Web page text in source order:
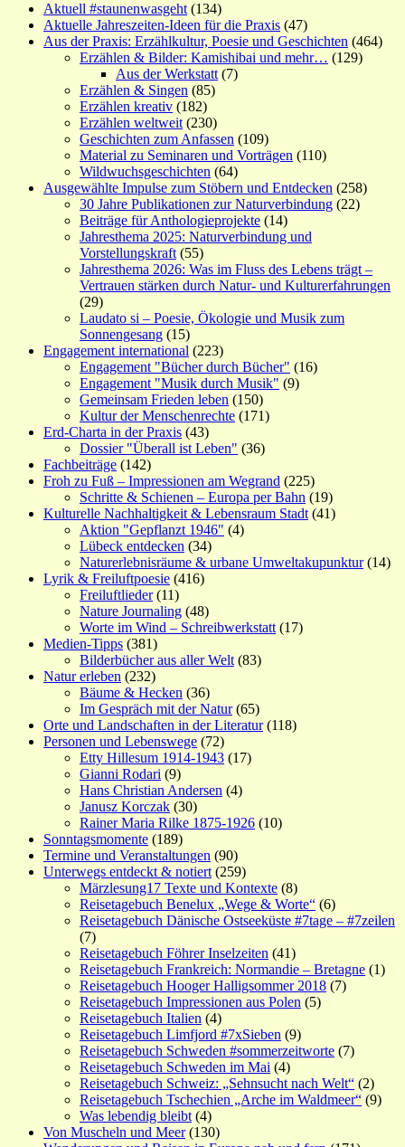
Aktuell #staunenwasgeht (134)
Aktuelle Jahreszeiten-Ideen für die Praxis (47)
Aus der Praxis: Erzählkultur, Poesie und Geschichten (464)
Erzählen & Bilder: Kamishibai und mehr… (129)
Aus der Werkstatt (7)
Erzählen & Singen (85)
Erzählen kreativ (182)
Erzählen weltweit (230)
Geschichten zum Anfassen (109)
Material zu Seminaren und Vorträgen (110)
Wildwuchsgeschichten (64)
Ausgewählte Impulse zum Stöbern und Entdecken (258)
30 Jahre Publikationen zur Naturverbindung (22)
Beiträge für Anthologieprojekte (14)
Jahresthema 2025: Naturverbindung und
Vorstellungskraft (55)
Jahresthema 2026: Was im Fluss des Lebens trägt –
Vertrauen stärken durch Natur- und Kulturerfahrungen
(29)
Laudato si – Poesie, Ökologie und Musik zum
Sonnengesang (15)
Engagement international (223)
Engagement "Bücher durch Bücher" (16)
Engagement "Musik durch Musik" (9)
Gemeinsam Frieden leben (150)
Kultur der Menschenrechte (171)
Erd-Charta in der Praxis (43)
Dossier "Überall ist Leben" (36)
Fachbeiträge (142)
Froh zu Fuß – Impressionen am Wegrand (225)
Schritte & Schienen – Europa per Bahn (19)
Kulturelle Nachhaltigkeit & Lebensraum Stadt (41)
Aktion "Gepflanzt 1946" (4)
Lübeck entdecken (34)
Naturerlebnisräume & urbane Umweltakupunktur(14)
Lyrik & Freiluftpoesie (416)
Freiluftlieder(11)
Nature Journaling (48)
Worte im Wind – Schreibwerkstatt (17)
Medien-Tipps (381)
Bilderbücher aus aller Welt (83)
Natur erleben (232)
Bäume & Hecken (36)
Im Gespräch mit der Natur(65)
Orte und Landschaften in der Literatur(118)
Personen und Lebenswege (72)
Etty Hillesum 1914-1943 (17)
Gianni Rodari (9)
Hans Christian Andersen (4)
Janusz Korczak (30)
Rainer Maria Rilke 1875-1926 (10)
Sonntagsmomente (189)
Termine und Veranstaltungen (90)
Unterwegs entdeckt & notiert (259)
Märzlesung17 Texte und Kontexte (8)
Reisetagebuch Benelux „Wege & Worte“ (6)
Reisetagebuch Dänische Ostseeküste #7tage – #7zeilen
(7)
Reisetagebuch Föhrer Inselzeiten (41)
Reisetagebuch Frankreich: Normandie – Bretagne (1)
Reisetagebuch Hooger Halligsommer 2018 (7)
Reisetagebuch Impressionen aus Polen (5)
Reisetagebuch Italien (4)
Reisetagebuch Limfjord #7xSieben (9)
Reisetagebuch Schweden #sommerzeitworte (7)
Reisetagebuch Schweden im Mai (4)
Reisetagebuch Schweiz: „Sehnsucht nach Welt“ (2)
Reisetagebuch Tschechien „Arche im Waldmeer“ (9)
Was lebendig bleibt (4)
Von Muscheln und Meer(130)